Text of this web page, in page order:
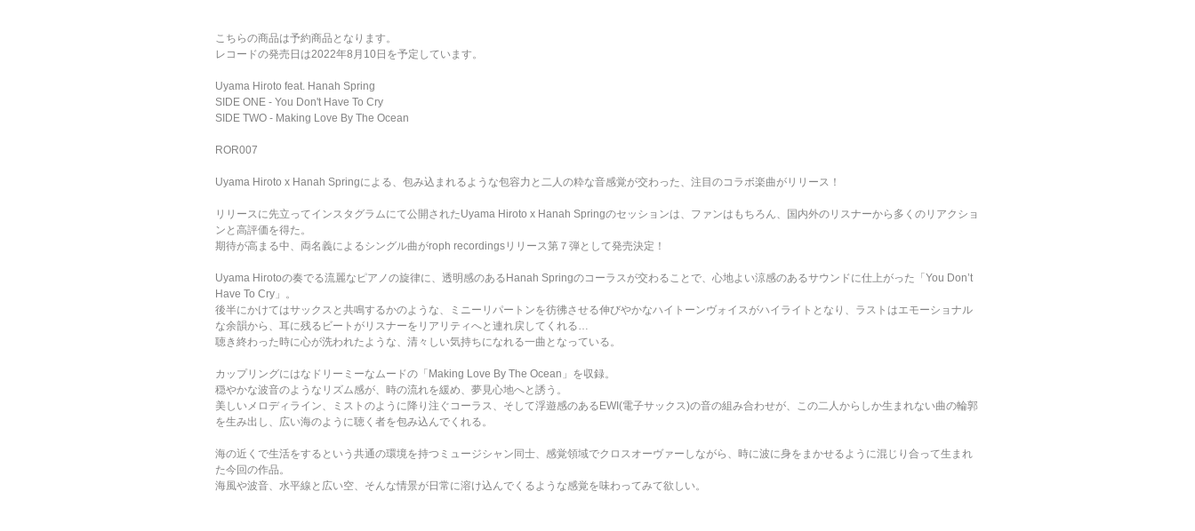
こちらの商品は予約商品となります。
レコードの発売日は2022年8月10日を予定しています。
Uyama Hiroto feat. Hanah Spring
SIDE ONE - You Don't Have To Cry
SIDE TWO - Making Love By The Ocean
ROR007
Uyama Hiroto x Hanah Springによる、包み込まれるような包容力と二人の粋な音感覚が交わった、注目のコラボ楽曲がリリース！
リリースに先立ってインスタグラムにて公開されたUyama Hiroto x Hanah Springのセッションは、ファンはもちろん、国内外のリスナーから多くのリアクショ
ンと高評価を得た。
期待が高まる中、両名義によるシングル曲がroph recordingsリリース第７弾として発売決定！
Uyama Hirotoの奏でる流麗なピアノの旋律に、透明感のあるHanah Springのコーラスが交わることで、心地よい涼感のあるサウンドに仕上がった「You Don’t
Have To Cry」。
後半にかけてはサックスと共鳴するかのような、ミニーリパートンを彷彿させる伸びやかなハイトーンヴォイスがハイライトとなり、ラストはエモーショナル
な余韻から、耳に残るビートがリスナーをリアリティへと連れ戻してくれる…
聴き終わった時に心が洗われたような、清々しい気持ちになれる一曲となっている。
カップリングにはなドリーミーなムードの「Making Love By The Ocean」を収録。
穏やかな波音のようなリズム感が、時の流れを緩め、夢見心地へと誘う。
美しいメロディライン、ミストのように降り注ぐコーラス、そして浮遊感のあるEWI(電子サックス)の音の組み合わせが、この二人からしか生まれない曲の輪郭
を生み出し、広い海のように聴く者を包み込んでくれる。
海の近くで生活をするという共通の環境を持つミュージシャン同士、感覚領域でクロスオーヴァーしながら、時に波に身をまかせるように混じり合って生まれ
た今回の作品。
海風や波音、水平線と広い空、そんな情景が日常に溶け込んでくるような感覚を味わってみて欲しい。